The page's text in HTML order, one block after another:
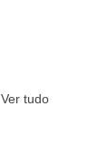
Ver tudo